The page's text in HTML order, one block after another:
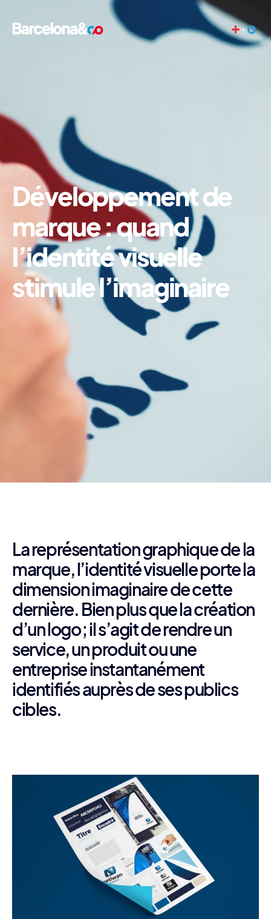
+
Développement de
marque : quand
l’identité visuelle
stimule l’imaginaire
La représentation graphique de la
marque, l’identité visuelle porte la
dimension imaginaire de cette
dernière. Bien plus que la création
d’un logo ; il s’agit de rendre un
service, un produit ou une
entreprise instantanément
identifiés auprès de ses publics
cibles.